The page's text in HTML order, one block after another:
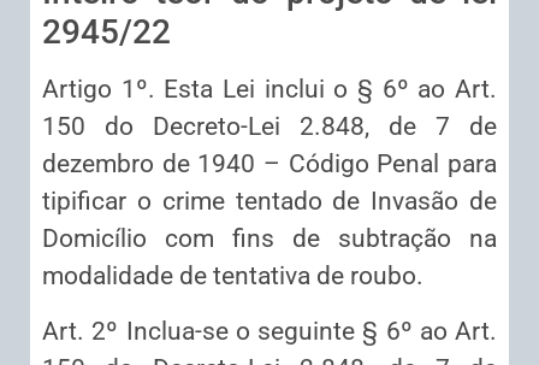
2945/22
Artigo 1º. Esta Lei inclui o § 6º ao Art.
150 do Decreto-Lei 2.848, de 7 de
dezembro de 1940 – Código Penal para
tipificar o crime tentado de Invasão de
Domicílio com fins de subtração na
modalidade de tentativa de roubo.
Art. 2º Inclua-se o seguinte § 6º ao Art.